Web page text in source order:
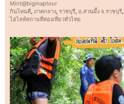
Mint@bigmaptour
กินไหนดี, ภาคกลาง, ราชบุรี, อ.สวนผึ้ง จ.ราชบุรี,
ไฮไลท์สถานที่ท่องเที่ยวทั่วไทย